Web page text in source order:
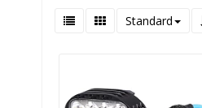
Standard